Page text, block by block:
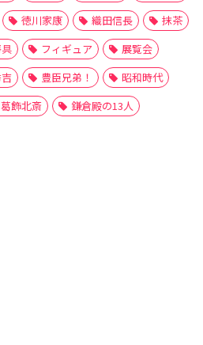
徳川家康 織田信長
抹茶
フィギュア
展覧会
豊臣兄弟！
昭和時代
葛飾北斎 鎌倉殿の13人